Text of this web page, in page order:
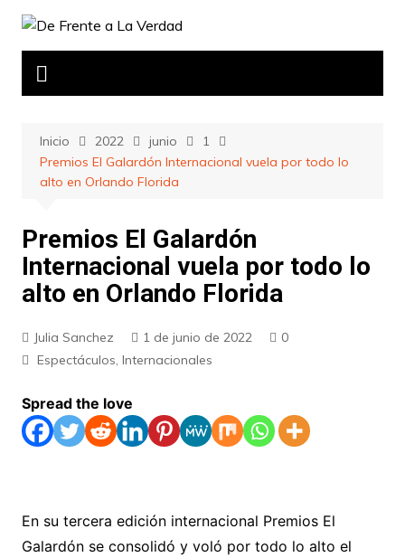
Saltar
contenido
Inicio 2022 junio
1
Premios El Galardón Internacional vuela por todo lo
alto en Orlando Florida
Premios El Galardón
Internacional vuela por todo lo
alto en Orlando Florida
Julia Sanchez 1 de junio de 2022
0
Espectáculos, Internacionales
Spread the love
En su tercera edición internacional Premios El
Galardón se consolidó y voló por todo lo alto el